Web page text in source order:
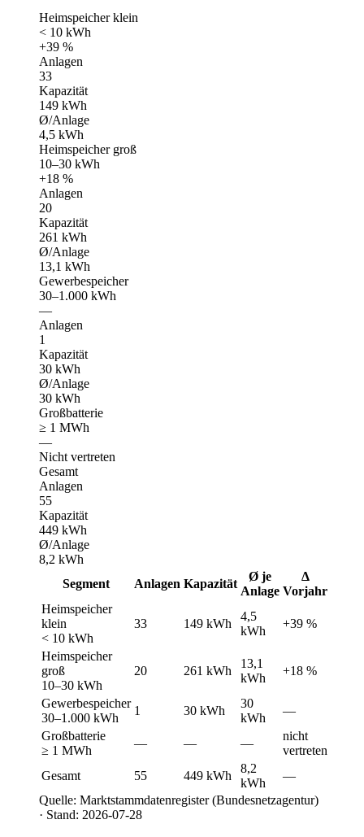
Heimspeicher klein
< 10 kWh
+39 %
Anlagen
33
Kapazität
149 kWh
Ø/Anlage
4,5 kWh
Heimspeicher groß
10–30 kWh
+18 %
Anlagen
20
Kapazität
261 kWh
Ø/Anlage
13,1 kWh
Gewerbespeicher
30–1.000 kWh
—
Anlagen
1
Kapazität
30 kWh
Ø/Anlage
30 kWh
Großbatterie
≥ 1 MWh
—
Nicht vertreten
Gesamt
Anlagen
55
Kapazität
449 kWh
Ø/Anlage
8,2 kWh
Segment
Anlagen Kapazität
Ø je
Anlage
Δ
Vorjahr
Heimspeicher
klein
< 10 kWh
33 149 kWh
4,5
kWh
+39 %
Heimspeicher
groß
10–30 kWh
20 261 kWh
13,1
kWh
+18 %
Gewerbespeicher
30–1.000 kWh
1 30 kWh
30
kWh
—
Großbatterie
≥ 1 MWh
— — —
nicht
vertreten
Gesamt
55 449 kWh
8,2
kWh
—
Quelle: Marktstammdatenregister (Bundesnetzagentur)
· Stand: 2026-07-28